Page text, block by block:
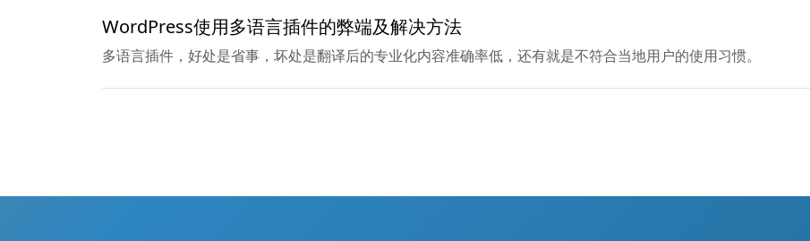
WordPress使用多语言插件的弊端及解决方法
多语言插件，好处是省事，坏处是翻译后的专业化内容准确率低，还有就是不符合当地用户的使用习惯。